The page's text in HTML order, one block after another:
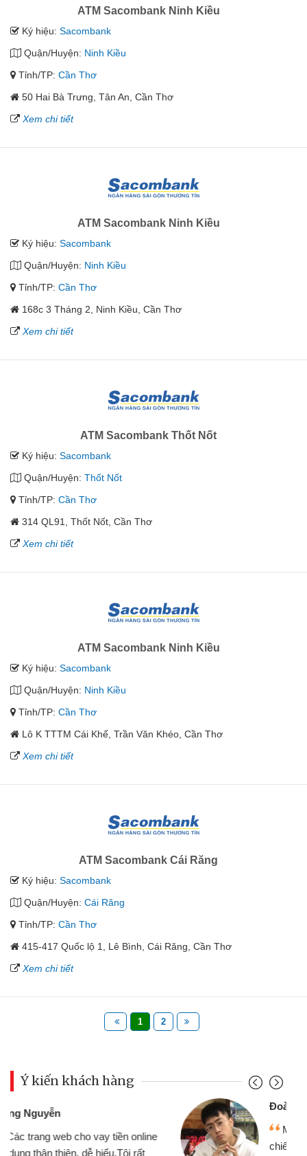
ATM Sacombank Ninh Kiều
Ký hiệu: Sacombank
Quận/Huyện: Ninh Kiều
Tỉnh/TP: Cần Thơ
50 Hai Bà Trưng, Tân An, Cần Thơ
Xem chi tiết
ATM Sacombank Ninh Kiều
Ký hiệu: Sacombank
Quận/Huyện: Ninh Kiều
Tỉnh/TP: Cần Thơ
168c 3 Tháng 2, Ninh Kiều, Cần Thơ
Xem chi tiết
ATM Sacombank Thốt Nốt
Ký hiệu: Sacombank
Quận/Huyện: Thốt Nốt
Tỉnh/TP: Cần Thơ
314 QL91, Thốt Nốt, Cần Thơ
Xem chi tiết
ATM Sacombank Ninh Kiều
Ký hiệu: Sacombank
Quận/Huyện: Ninh Kiều
Tỉnh/TP: Cần Thơ
Lô K TTTM Cái Khế, Trần Văn Khéo, Cần Thơ
Xem chi tiết
ATM Sacombank Cái Răng
Ký hiệu: Sacombank
Quận/Huyện: Cái Răng
Tỉnh/TP: Cần Thơ
415-417 Quốc lộ 1, Lê Bình, Cái Răng, Cần Thơ
Xem chi tiết
1 2
Ý kiến khách hàng
Mình cần tiền gấp nên định cầm cố
chiếc xe wave nhưng thật may đã có